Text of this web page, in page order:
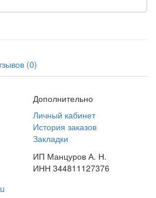
(0)
Дополнительно
Личный кабинет
История заказов
Закладки
ИП Манцуров А. Н.
ИНН 344811127376